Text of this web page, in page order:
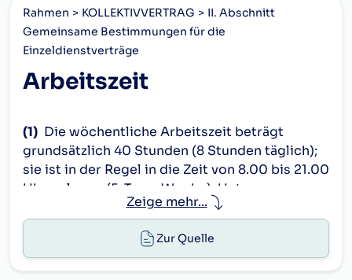
Rahmen KOLLEKTIVVERTRAG
II. Abschnitt
Gemeinsame Bestimmungen für die
Einzeldienstverträge
Arbeitszeit
(1) Die wöchentliche Arbeitszeit beträgt
grundsätzlich 40 Stunden (8 Stunden täglich);
sie ist in der Regel in die Zeit von 8.00 bis 21.00
Uhr zu legen (5-Tage-Woche). Unter
Berücksichtigung der betrieblichen
Erfordernisse kann nach
Arbeitszeitgesetzes eine Aufteilung der
Zeige mehr...
Zur Quelle